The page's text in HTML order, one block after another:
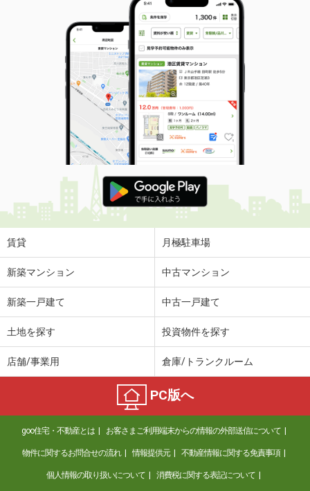
賃貸 月極駐車場
新築マンション 中古マンション
新築一戸建て 中古一戸建て
土地を探す 投資物件を探す
店舗/事業用 倉庫/トランクルーム
PC版へ
goo住宅・不動産とは お客さまご利用端末からの情報の外部送信について
物件に関するお問合せの流れ 情報提供元 不動産情報に関する免責事項
個人情報の取り扱いについて 消費税に関する表記について